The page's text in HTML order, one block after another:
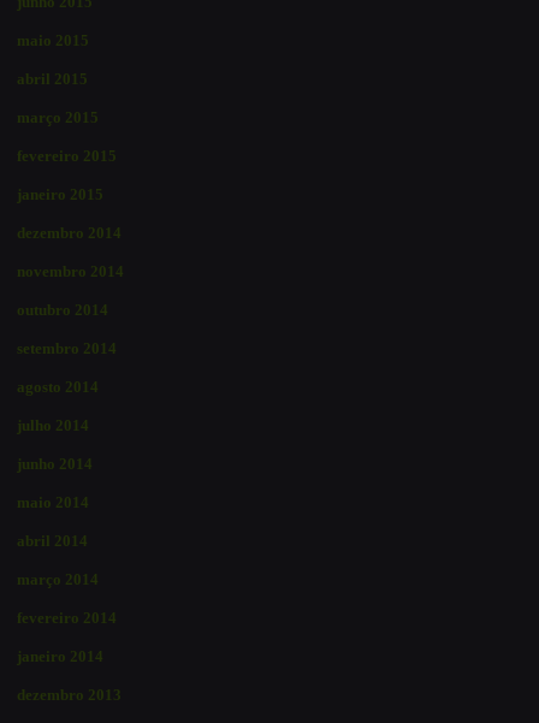
maio 2015
abril 2015
março 2015
fevereiro 2015
janeiro 2015
dezembro 2014
novembro 2014
outubro 2014
setembro 2014
agosto 2014
julho 2014
junho 2014
maio 2014
abril 2014
março 2014
fevereiro 2014
janeiro 2014
dezembro 2013